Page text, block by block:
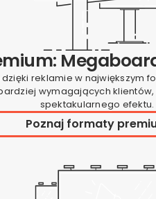
reklamie w największym
wymagających klientów,
spektakularnego efektu.
Poznaj formaty